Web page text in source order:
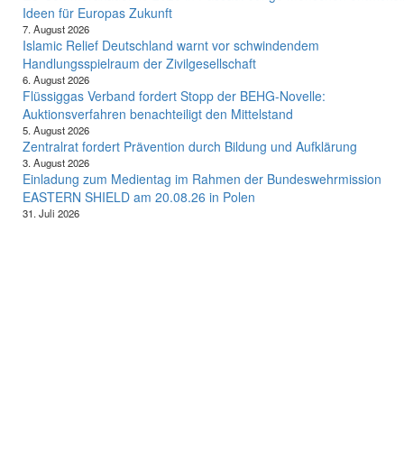
Ideen für Europas Zukunft
7. August 2026
Islamic Relief Deutschland warnt vor schwindendem
Handlungsspielraum der Zivilgesellschaft
6. August 2026
Flüssiggas Verband fordert Stopp der BEHG-Novelle:
Auktionsverfahren benachteiligt den Mittelstand
5. August 2026
Zentralrat fordert Prävention durch Bildung und Aufklärung
3. August 2026
Einladung zum Medientag im Rahmen der Bundeswehrmission
EASTERN SHIELD am 20.08.26 in Polen
31. Juli 2026